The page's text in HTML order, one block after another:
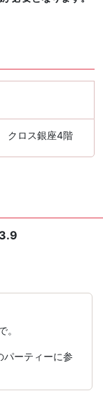
クロス銀座4階
3.9
。
ーティーに参